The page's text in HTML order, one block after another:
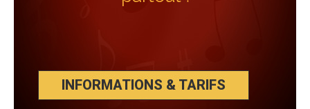
INFORMATIONS & TARIFS